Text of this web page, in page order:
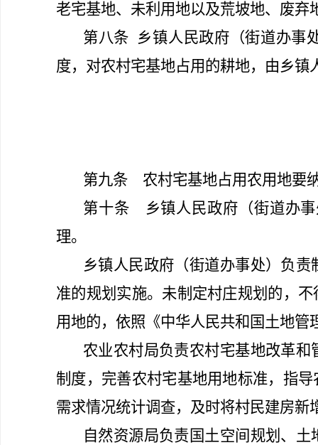
老宅基地、未利用地以及荒坡地、废
第八条 乡镇人民政府 （街道办事
度，对农村宅基地占用的耕地，由乡镇
第九条 农村宅基地占用农用地要
第十条 乡镇人民政府 （街道办
理。
乡镇人民政府 （街道办事处）负责
准的规划实施。未制定村庄规划的，
用地的，依照《中华人民共和国土地
农业农村局负责农村宅基地改革
制度，完善农村宅基地用地标准，指
需求情况统计调查，及时将村民建房
自然资源局负责国土空间规划、